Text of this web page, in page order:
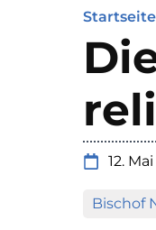
Startseite
12.
Bischof